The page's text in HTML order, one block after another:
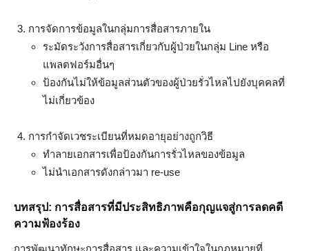
การจัดการข้อมูลในกลุ่มการสื่อสารภายใน
ระมัดระวังการสื่อสารเกี่ยวกับผู้ป่วยในกลุ่ม Line หรือ
แพลตฟอร์มอื่นๆ
ป้องกันไม่ให้ข้อมูลส่วนตัวของผู้ป่วยรั่วไหลไปยังบุคคลที่
ไม่เกี่ยวข้อง
การกำจัดเวชระเบียนที่หมดอายุอย่างถูกวิธี
ทำลายเอกสารเพื่อป้องกันการรั่วไหลของข้อมูล
ไม่นำเอกสารดังกล่าวมา re-use
บทสรุป: การสื่อสารที่มีประสิทธิภาพคือกุญแจสู่การลดคดี
ความฟ้องร้อง